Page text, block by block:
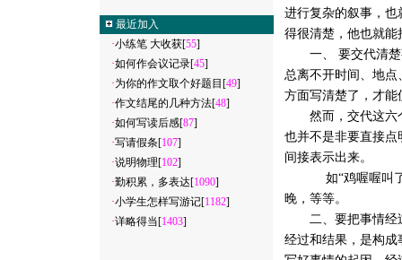
最近加入
·小练笔 大收获[55]
·如何作会议记录[45]
·为你的作文取个好题目 [49]
·作文结尾的几种方法[48]
·如何写读后感[87]
·写请假条[107]
·说明物理[102]
·勤积累，多表达[1090]
·小学生怎样写游记[1182]
·详略得当[1403]
进行复杂的叙事，也
得很清楚，他也就能
一、 要交代清楚
总离不开时间、地
方面写清楚了，才
然而，交代这六个
也并不是非要直接
间接表示出来。
 如“鸡喔喔叫了
晚，等等。
二、要把事情经过
经过和结果，是构